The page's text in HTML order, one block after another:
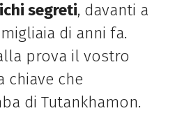
segreti, davanti a
di anni fa.
prova il vostro
chiave che
di Tutankhamon.